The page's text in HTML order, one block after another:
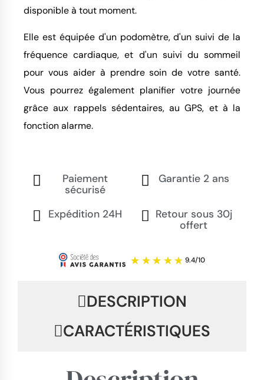
disponible à tout moment.
Elle est équipée d'un podomètre, d'un suivi de la
fréquence cardiaque, et d'un suivi du sommeil
pour vous aider à prendre soin de votre santé.
Vous pourrez également planifier votre journée
grâce aux rappels sédentaires, au GPS, et à la
fonction alarme.
Paiement
sécurisé
Garantie 2 ans
Expédition 24H
Retour sous 30j
offert
DESCRIPTION
CARACTÉRISTIQUES